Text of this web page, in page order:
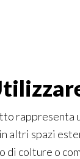
altri spazi
di colture o